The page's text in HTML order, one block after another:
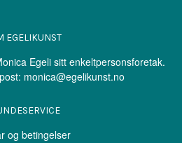
EGELIKUNST
Egeli sitt enkeltpersonsforetak.
monica@egelikunst.no
og betingelser